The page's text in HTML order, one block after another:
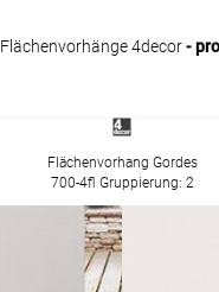
Flächenvorhänge 4decor-
Flächenvorhang Gordes
700-4fl Gruppierung: 2